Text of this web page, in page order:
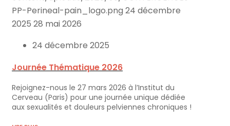
PP-Perineal-pain_logo.png 24 décembre
2025 28 mai 2026
24 décembre 2025
Journée Thématique 2026
Rejoignez-nous le 27 mars 2026 à l’Institut du
Cerveau (Paris) pour une journée unique dédiée
aux sexualités et douleurs pelviennes chroniques !